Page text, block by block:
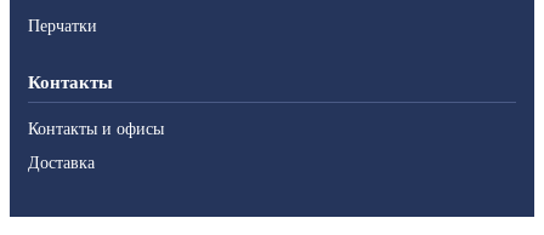
Перчатки
Контакты
Контакты и офисы
Доставка